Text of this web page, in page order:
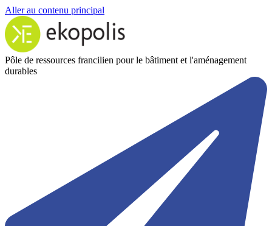
Aller au contenu principal
Pôle de ressources francilien pour le bâtiment et l'aménagement
durables